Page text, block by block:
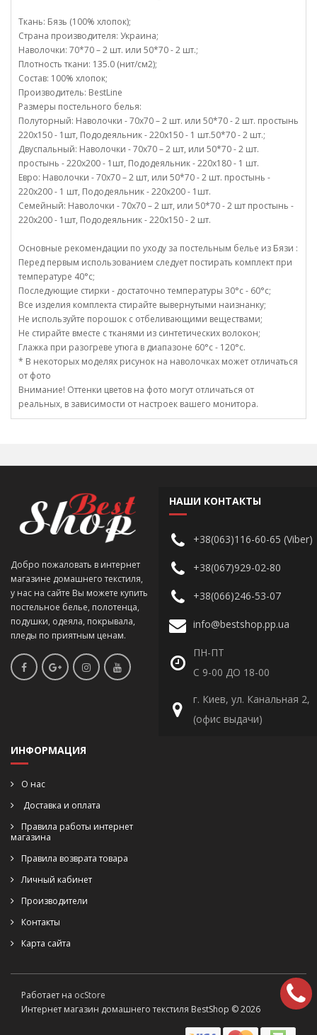
Ткань: Бязь (100% хлопок);
Страна производителя: Украина;
Наволочки: 70*70 – 2 шт. или 50*70 - 2 шт.;
Плотность ткани: 135.0 (нит/см2);
Состав: 100% хлопок;
Производитель: BestLine
Размеры постельного белья:
Полуторный: Наволочки - 70х70 – 2 шт. или 50*70 - 2 шт. простынь
220х150 - 1шт, Пододеяльник - 220х150 - 1 шт.50*70 - 2 шт.;
Двуспальный: Наволочки - 70х70 – 2 шт, или 50*70 - 2 шт.
простынь - 220х200 - 1шт, Пододеяльник - 220х180 - 1 шт.
Евро: Наволочки - 70х70 – 2 шт, или 50*70 - 2 шт. простынь -
220х200 - 1 шт, Пододеяльник - 220х200 - 1шт.
Семейный: Наволочки - 70х70 – 2 шт, или 50*70 - 2 шт простынь -
220х200 - 1шт, Пододеяльник - 220х150 - 2 шт.
Основные рекомендации по уходу за постельным белье из Бязи :
Перед первым использованием следует постирать комплект при
температуре 40°c;
Последующие стирки - достаточно температуры 30°c - 60°c;
Все изделия комплекта стирайте вывернутыми наизнанку;
Не используйте порошок с отбеливающими веществами;
Не стирайте вместе с тканями из синтетических волокон;
Глажка при разогреве утюга в диапазоне 60°c - 120°c.
* В некоторых моделях рисунок на наволочках может отличаться
от фото
Внимание! Оттенки цветов на фото могут отличаться от
реальных, в зависимости от настроек вашего монитора.
Добро пожаловать в интернет
магазине домашнего текстиля,
у нас на сайте Вы можете купить
постельное белье, полотенца,
подушки, одеяла, покрывала,
пледы по приятным ценам.
НАШИ КОНТАКТЫ
+38(063)116-60-65 (Viber)
+38(067)929-02-80
+38(066)246-53-07
info@bestshop.pp.ua
ПН-ПТ
С 9-00 ДО 18-00
г. Киев, ул. Канальная 2,
(офис выдачи)
ИНФОРМАЦИЯ
О нас
Доставка и оплата
Правила работы интернет
магазина
Правила возврата товара
Личный кабинет
Производители
Контакты
Карта сайта
Работает на ocStore
Интернет магазин домашнего текстиля BestShop © 2026